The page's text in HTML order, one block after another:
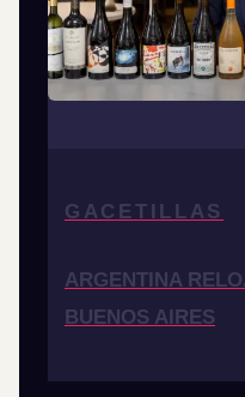
GACETILLAS
ARGENTINA
BUENOS AIRES